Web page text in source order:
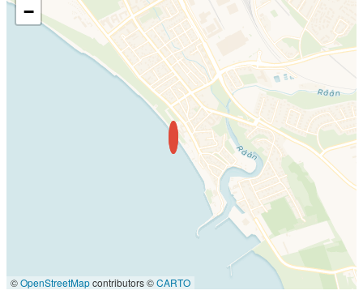
−
©OpenStreetMapcontributors ©CARTO